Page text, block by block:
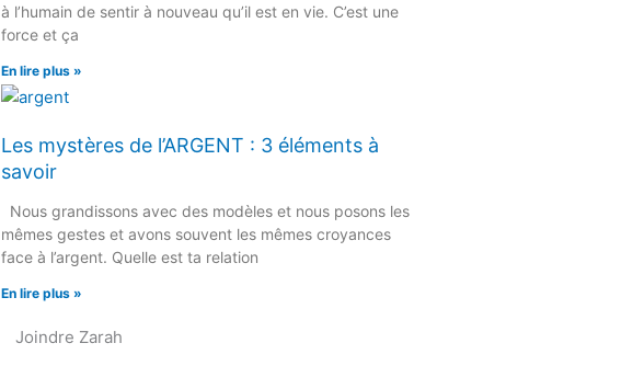
à l’humain de sentir à nouveau qu’il est en vie. C’est une
force et ça
En lire plus »
Les mystères de l’ARGENT : 3 éléments à
savoir
Nous grandissons avec des modèles et nous posons les
mêmes gestes et avons souvent les mêmes croyances
face à l’argent. Quelle est ta relation
En lire plus »
Joindre Zarah